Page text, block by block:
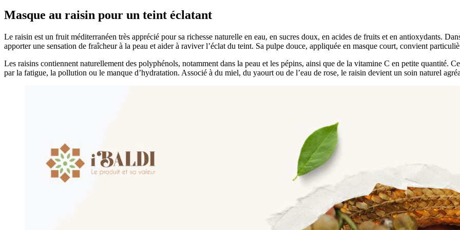
Masque au raisin pour un teint éclatant
Le raisin est un fruit méditerranéen très apprécié pour sa richesse naturelle en eau, en sucres doux, en acides de fruits et en antioxydants.
apporter une sensation de fraîcheur à la peau et aider à raviver l’éclat du teint. Sa pulpe douce, appliquée en masque court, convient
Les raisins contiennent naturellement des polyphénols, notamment dans la peau et les pépins, ainsi que de la vitamine C en petite quantité.
par la fatigue, la pollution ou le manque d’hydratation. Associé à du miel, du yaourt ou de l’eau de rose, le raisin devient un soin naturel